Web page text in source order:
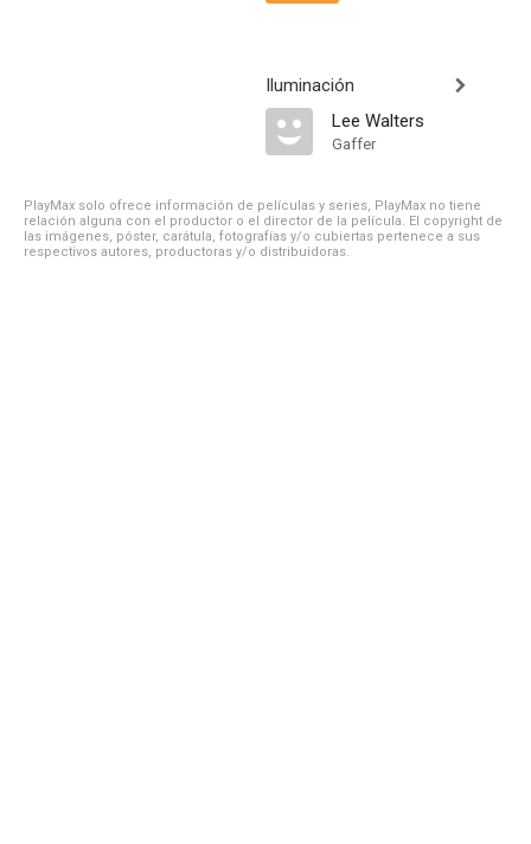
Iluminación
Lee Walters
Gaffer
PlayMax solo ofrece información de películas y series, PlayMax no tiene
relación alguna con el productor o el director de la película. El copyright de
las imágenes, póster, carátula, fotografías y/o cubiertas pertenece a sus
respectivos autores, productoras y/o distribuidoras.